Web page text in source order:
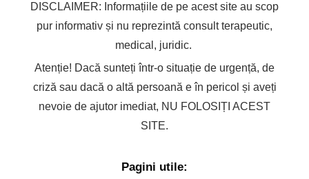
DISCLAIMER: Informațiile de pe acest site au scop
pur informativ și nu reprezintă consult terapeutic,
medical, juridic.
Atenție! Dacă sunteți într-o situație de urgență, de
criză sau dacă o altă persoană e în pericol și aveți
nevoie de ajutor imediat, NU FOLOSIȚI ACEST
SITE.
Pagini utile: